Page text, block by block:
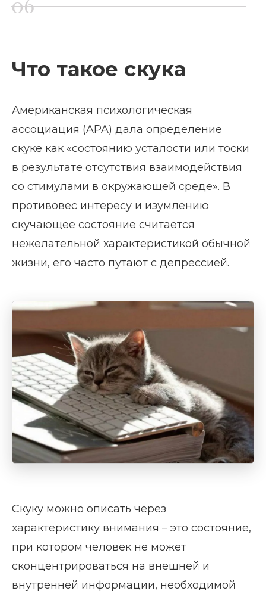
Что такое скука
Американская психологическая
ассоциация (APA) дала определение
скуке как «состоянию усталости или тоски
в результате отсутствия взаимодействия
со стимулами в окружающей среде». В
противовес интересу и изумлению
скучающее состояние считается
нежелательной характеристикой обычной
жизни, его часто путают с депрессией.
Скуку можно описать через
характеристику внимания – это состояние,
при котором человек не может
сконцентрироваться на внешней и
внутренней информации, необходимой